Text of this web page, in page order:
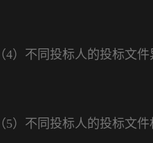
（4）不同投标人的投标文件
（5）不同投标人的投标文件